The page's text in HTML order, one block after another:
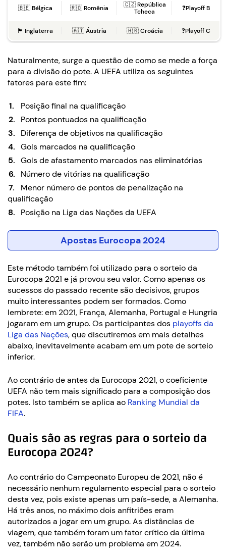
🇧🇪 Bélgica 🇷🇴 Romênia
🇨🇿 República
Tcheca
❓Playoff B
🏴󠁧󠁢󠁥󠁮󠁧󠁿 Inglaterra 🇦🇹 Áustria 🇭🇷 Croácia ❓Playoff C
Naturalmente, surge a questão de como se mede a força
para a divisão do pote. A UEFA utiliza os seguintes
fatores para este fim:
Posição final na qualificação
Pontos pontuados na qualificação
Diferença de objetivos na qualificação
Gols marcados na qualificação
Gols de afastamento marcados nas eliminatórias
Número de vitórias na qualificação
Menor número de pontos de penalização na
qualificação
Posição na Liga das Nações da UEFA
Apostas Eurocopa 2024
Este método também foi utilizado para o sorteio da
Eurocopa 2021 e já provou seu valor. Como apenas os
sucessos do passado recente são decisivos, grupos
muito interessantes podem ser formados. Como
lembrete: em 2021, França, Alemanha, Portugal e Hungria
jogaram em um grupo. Os participantes dos playoffs da
Liga das Nações, que discutiremos em mais detalhes
abaixo, inevitavelmente acabam em um pote de sorteio
inferior.
Ao contrário de antes da Eurocopa 2021, o coeficiente
UEFA não tem mais significado para a composição dos
potes. Isto também se aplica ao Ranking Mundial da
FIFA.
Quais são as regras para o sorteio da
Eurocopa 2024?
Ao contrário do Campeonato Europeu de 2021, não é
necessário nenhum regulamento especial para o sorteio
desta vez, pois existe apenas um país-sede, a Alemanha.
Há três anos, no máximo dois anfitriões eram
autorizados a jogar em um grupo. As distâncias de
viagem, que também foram um fator crítico da última
vez, também não serão um problema em 2024.